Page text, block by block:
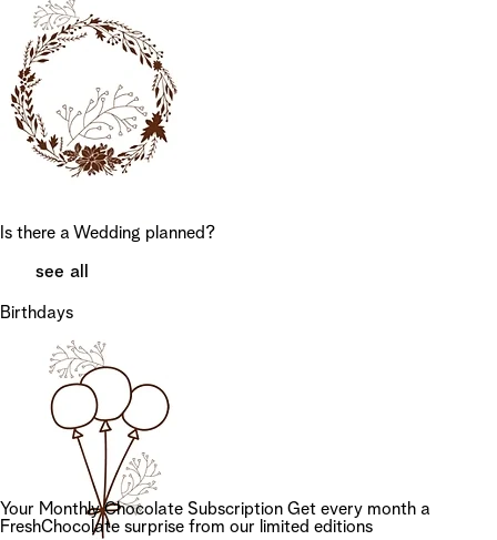
Is there a Wedding planned?
see all
Birthdays
Your Monthly Chocolate Subscription Get every month a
FreshChocolate surprise from our limited editions